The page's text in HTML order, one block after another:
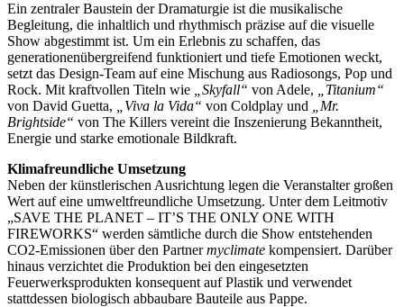
Ein zentraler Baustein der Dramaturgie ist die musikalische
Begleitung, die inhaltlich und rhythmisch präzise auf die visuelle
Show abgestimmt ist. Um ein Erlebnis zu schaffen, das
generationenübergreifend funktioniert und tiefe Emotionen weckt,
setzt das Design-Team auf eine Mischung aus Radiosongs, Pop und
Rock. Mit kraftvollen Titeln wie
„Skyfall“ von Adele,
„Titanium“
von David Guetta,
„Viva la Vida“ von Coldplay und
„Mr.
Brightside“ von The Killers vereint die Inszenierung Bekanntheit,
Energie und starke emotionale Bildkraft.
Klimafreundliche Umsetzung
Neben der künstlerischen Ausrichtung legen die Veranstalter großen
Wert auf eine umweltfreundliche Umsetzung. Unter dem Leitmotiv
„SAVE THE PLANET – IT’S THE ONLY ONE WITH
FIREWORKS“ werden sämtliche durch die Show entstehenden
CO2-Emissionen über den Partnermyclimate kompensiert. Darüber
hinaus verzichtet die Produktion bei den eingesetzten
Feuerwerksprodukten konsequent auf Plastik und verwendet
stattdessen biologisch abbaubare Bauteile aus Pappe.